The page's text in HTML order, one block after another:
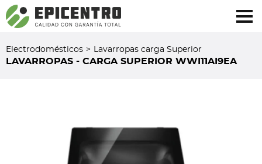
¿Olvidó su contraseña?Regístrese aquí
Electrodomésticos > Lavarropas carga Superior
LAVARROPAS - CARGA SUPERIOR WWI11AI9EA